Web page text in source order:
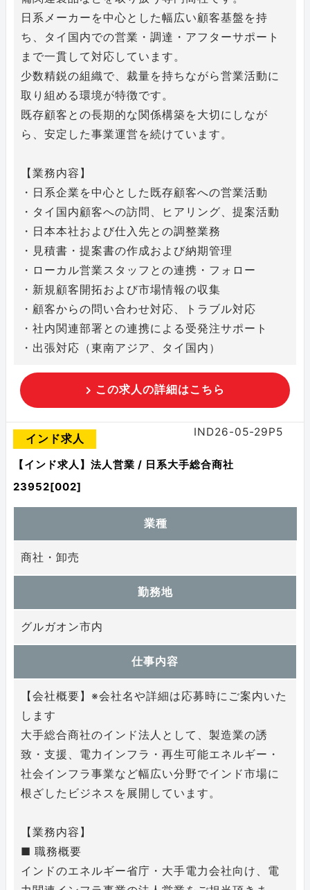
日系メーカーを中心とした幅広い顧客基盤を持
ち、タイ国内での営業・調達・アフターサポート
まで一貫して対応しています。
少数精鋭の組織で、裁量を持ちながら営業活動に
取り組める環境が特徴です。
既存顧客との長期的な関係構築を大切にしなが
ら、安定した事業運営を続けています。
【業務内容】
・日系企業を中心とした既存顧客への営業活動
・タイ国内顧客への訪問、ヒアリング、提案活動
・日本本社および仕入先との調整業務
・見積書・提案書の作成および納期管理
・ローカル営業スタッフとの連携・フォロー
・新規顧客開拓および市場情報の収集
・顧客からの問い合わせ対応、トラブル対応
・社内関連部署との連携による受発注サポート
・出張対応（東南アジア、タイ国内）
この求人の詳細はこちら
インド求人
IND26-05-29P5
【インド求人】法人営業 / 日系大手総合商社
23952[002]
業種
商社・卸売
勤務地
グルガオン市内
仕事内容
【会社概要】※会社名や詳細は応募時にご案内いた
します
大手総合商社のインド法人として、製造業の誘
致・支援、電力インフラ・再生可能エネルギー・
社会インフラ事業など幅広い分野でインド市場に
根ざしたビジネスを展開しています。
【業務内容】
■ 職務概要
インドのエネルギー省庁・大手電力会社向け、電